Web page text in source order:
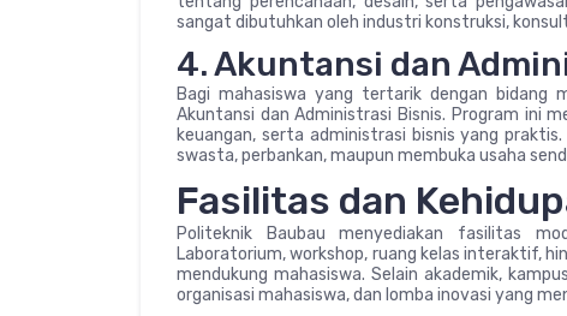
sangat dibutuhkan oleh industri konstruksi,
4. Akuntansi dan
Bagi mahasiswa yang tertarik dengan bidang
Akuntansi dan Administrasi Bisnis. Program ini
keuangan, serta administrasi bisnis yang
swasta, perbankan, maupun membuka usaha
Fasilitas dan
Politeknik Baubau menyediakan fasilitas
Laboratorium, workshop, ruang kelas interaktif,
mendukung mahasiswa. Selain akademik,
organisasi mahasiswa, dan lomba inovasi yang